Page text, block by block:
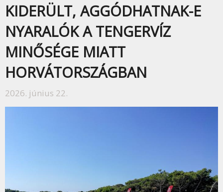
KIDERÜLT, AGGÓDHATNAK-E
NYARALÓK A TENGERVÍZ
MINŐSÉGE MIATT
HORVÁTORSZÁGBAN
2026. június 22.